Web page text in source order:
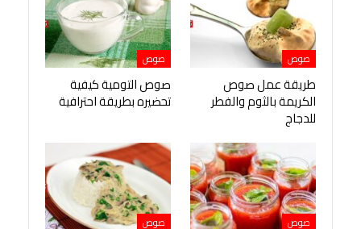
صوص
طريقة عمل صوص
الكريمة بالثوم والفطر
للدجاج
صوص
صوص التومية كيفية
تحضيره بطريقة احترافية
صوص صوص